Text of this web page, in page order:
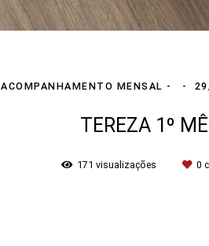
ACOMPANHAMENTO MENSAL
TEREZA 1º
171 visualizações 0